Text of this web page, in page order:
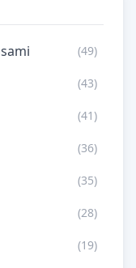
(49)
(43)
(41)
(36)
(35)
(28)
(19)